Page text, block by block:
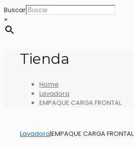
Buscar
×
Tienda
Home
Lavadora
EMPAQUE CARGA FRONTAL
Lavadora|EMPAQUE CARGA FRONTAL